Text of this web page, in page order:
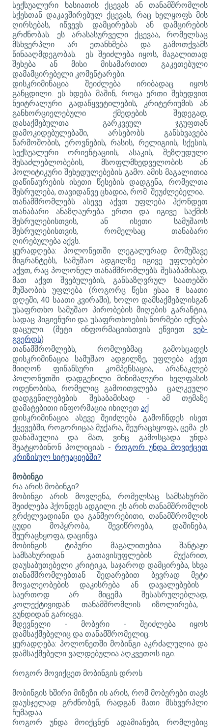
სექსუალური ხასიათის ქცევას ან თანამშრომლის
სქესთან დაკავშირებულ ქცევას, რაც ხელყოფს მის
ღირსებას, იწვევს დამცირებას ან დამცირების
გრძნობას. ეს არასასურველი ქცევაა, რომელსაც
მსხვერპლი არ ეთანხმება და გამოთქვამს
წინააღმდეგობას. ეს შეიძლება იყოს, მაგალითად
შეხება ან მისი მისამართით გაკეთებული
დამამცირებელი კომენტარები.
დისკრიმინაცია შეიძლება ირიბადაც იყოს
განცდილი. ეს ხდება მაშინ, როცა ერთი შეხედვით
ნეიტრალური გადაწყვეტილების, კრიტერიუმის ან
განხორციელებული ქმედების შედეგად,
დასაქმებულთა გარკვეულ ჯგუფთან
დამოკიდებულებაში, არსებობს განსხვავება
წარმოშობის, ეროვნების, რასის, რელიგიის, სქესის,
სექსუალური ორიენტაციის, ასაკის, შეზღუდული
შესაძლებლობების, მსოფლმხედველობის ან
პოლიტიკური შეხედულებების გამო. ამის მაგალითია
დაწინაურების ისეთი წესების დადგენა, რომელთა
შესრულება, თავიდანვე ცხადია, რომ შეუძლებელია.
თანამშრომლებს ასევე აქვთ უფლება ჰქონდეთ
თანაბარი ანაზღაურება ერთი და იგივე საქმის
შესრულებისთვის, ან ისეთი სამუშაოს
შესრულებისთვის, რომელსაც თანაბარი
ღირებულება აქვს.
ყურადღება: პოლონეთში ლეგალურად მომუშავე
მიგრანტებს, სამუშაო ადგილზე იგივე უფლებები
აქვთ, რაც პოლონელ თანამშრომლებს. შესაბამისად,
მათ აქვთ შვებულების, განსაზღვრულ საათებში
მუშაობის უფლება (როგორც წესი ესაა 8 საათი
დღეში, 40 საათი კვირაში), ხოლო დამსაქმებლისგან
უსაფრთხო სამუშაო პირობების მიღების გარანტია,
სადაც ჰიგიენური და უსაფრთხოების ნორმები იქნება
დაცული. (მეტი ინფორმაციისთვის ეწვიეთ ვებ-
გვერდს)
თანამშრომლებს, რომლებმაც გამოსცადეს
დისკრიმინაცია სამუშაო ადგილზე, უფლება აქვთ
მიიღონ ფინანსური კომპენსაცია, არანაკლებ
პოლონეთში დადგენილი მინიმალური ხელფასის
ოდენობისა, რომელიც გამოითვლება ცალკეული
დადგენილებების შესაბამისად - ამ თემაზე
დამატებითი ინფორმაცია იხილეთ აქ
დისკრიმინაცია ასევე შეიძლება გამოჩნდეს ისეთ
ქცევებში, როგორიცაა მუქარა, შეურაცხყოფა, ცემა. ეს
დანაშაულია და მათ, ვინც გამოსცადა უნდა
შეატყობინონ პოლიციას - როგორ უნდა მოვიქცეთ
კრიზისულ სიტუაციებში?
მობინგი
რა არის მობინგი?
მობინგი არის მოვლენა, რომელსაც სამსახურში
შეიძლება ჰქონდეს ადგილი. ეს არის თანამშრომლის
გრძელვადიანი და განმეორებითი, თანამშრომლის
ცუდი მოპყრობა,შევიწროება,დაშინება,
შეურაცხყოფა, დაცინვა.
მობინგის ტიპური მაგალითებია შანტაჟი
სამსახურიდან გათავისუფლების მუქარით,
დაუსაბუთებელი კრიტიკა, საჯაროდდამცირება, სხვა
თანამშრომლებთან შედარებით ბევრად მეტი
მოვალეობების დაკისრება ანდავალებების
საერთოდ არ მიცემა შესასრულებლად,
კოლექტივიდან თანამშრომლის იზოლირება,
გუნდიდან გარიყვა.
მდევნელი - მობერი - შეიძლება იყოს
დამსაქმებელიც და თანამშრომელიც.
ყურადღება: პოლონეთში მობინგი აკრძალულია და
დამსაქმებელი ვალდებულია აღკვეთოს იგი.
როგორ მოვიქცეთ მობინგის დროს
მობინგის ხშირი მიზეზი ის არის, რომ მობერები თავს
დაუსჯელად გრძნობენ, რადგან მათი მსხვერპლი
ჩუმადაა
როგორ უნდა მოიქცნენ ადამიანები, რომლებიც